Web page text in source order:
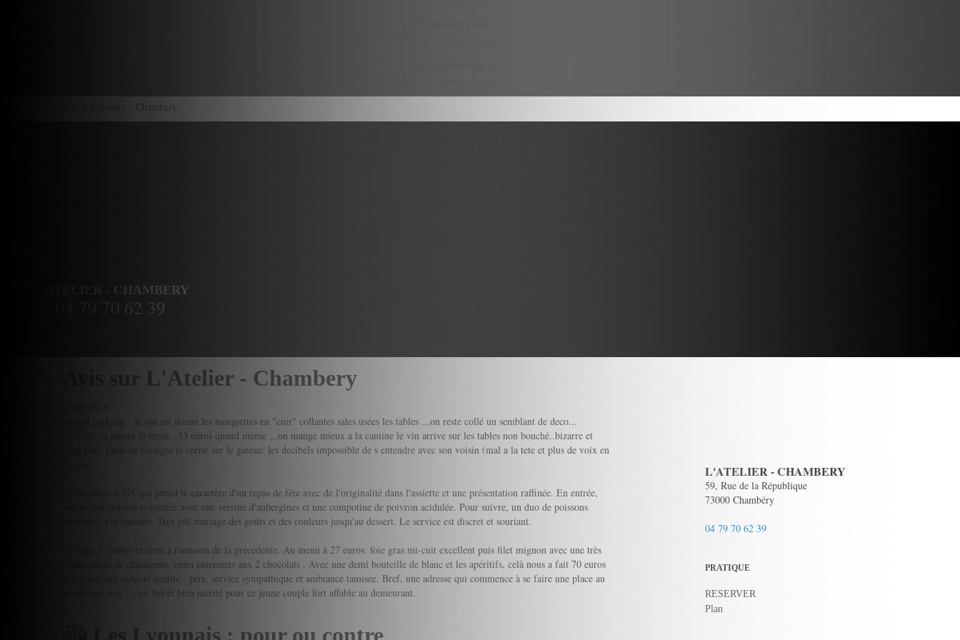
> L'Atelier - Chambery
L'ATELIER - CHAMBERY
04 79 70 62 39
Avis sur L'Atelier - Chambery
accueil parking... le ton est donné les banquettes en "cuir" collantes sales usées les tables ...on reste collé un semblant de deco...
serviette en papier le repas ..33 euros quand meme ...on mange mieux a la cantine le vin arrive sur les tables non bouché..bizarre et
ideal pour faire du vinaigre la cerise sur le gateau: les decibels impossible de s entendre avec son voisin (mal a la tete et plus de voix en
Un déjeuner à 17€ qui prend le caractère d'un repas de fête avec de l'originalité dans l'assiette et une présentation raffinée. En entrée,
une terrine maison présentée avec une verrine d'aubergines et une compotine de poivron acidulée. Pour suivre, un duo de poissons
aromatisé à la badiane. Très joli mariage des goûts et des couleurs jusqu'au dessert. Le service est discret et souriant.
La carte a changé et reste à l'unisson de la précédente. Au menu à 27 euros: foie gras mi-cuit excellent puis filet mignon avec une très
bonne purée de chataîgnes, enfin entremets aux 2 chocolats . Avec une demi bouteille de blanc et les apéritifs, celà nous a fait 70 euros
à 2. Excellent rapport qualité - prix, service sympathique et ambiance tamisée. Bref, une adresse qui commence à se faire une place au
soleil dans le 6°; c'est bel et bien mérité pour ce jeune couple fort affable au demeurant.
L'ATELIER - CHAMBERY
59, Rue de la République
73000 Chambéry
04 79 70 62 39
PRATIQUE
RESERVER
Plan